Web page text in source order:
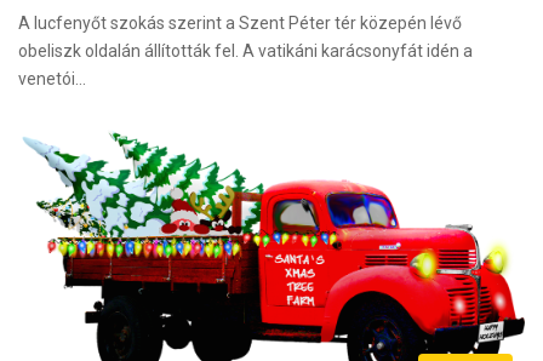
A lucfenyőt szokás szerint a Szent Péter tér közepén lévő
obeliszk oldalán állították fel. A vatikáni karácsonyfát idén a
venetói…